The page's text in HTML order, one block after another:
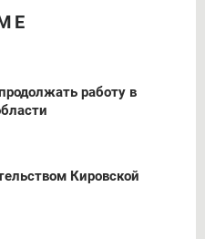
работу в
Кировской